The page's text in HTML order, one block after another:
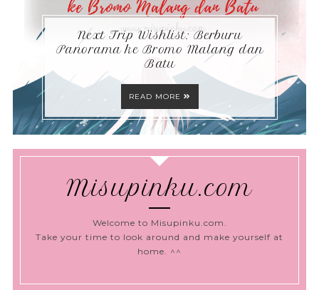
Next Trip Wishlist: Berburu
Panorama ke Bromo Malang dan
Batu
READ MORE
Misupinku.com
Welcome to Misupinku.com.
Take your time to look around and make yourself at
home. ^^